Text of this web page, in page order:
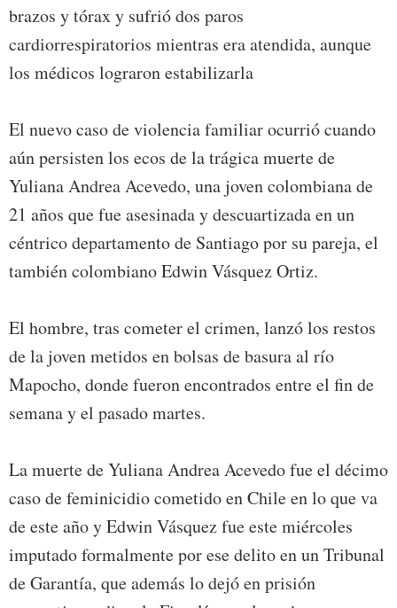
brazos y tórax y sufrió dos paros
cardiorrespiratorios mientras era atendida, aunque
los médicos lograron estabilizarla
El nuevo caso de violencia familiar ocurrió cuando
aún persisten los ecos de la trágica muerte de
Yuliana Andrea Acevedo, una joven colombiana de
21 años que fue asesinada y descuartizada en un
céntrico departamento de Santiago por su pareja, el
también colombiano Edwin Vásquez Ortiz.
El hombre, tras cometer el crimen, lanzó los restos
de la joven metidos en bolsas de basura al río
Mapocho, donde fueron encontrados entre el fin de
semana y el pasado martes.
La muerte de Yuliana Andrea Acevedo fue el décimo
caso de feminicidio cometido en Chile en lo que va
de este año y Edwin Vásquez fue este miércoles
imputado formalmente por ese delito en un Tribunal
de Garantía, que además lo dejó en prisión